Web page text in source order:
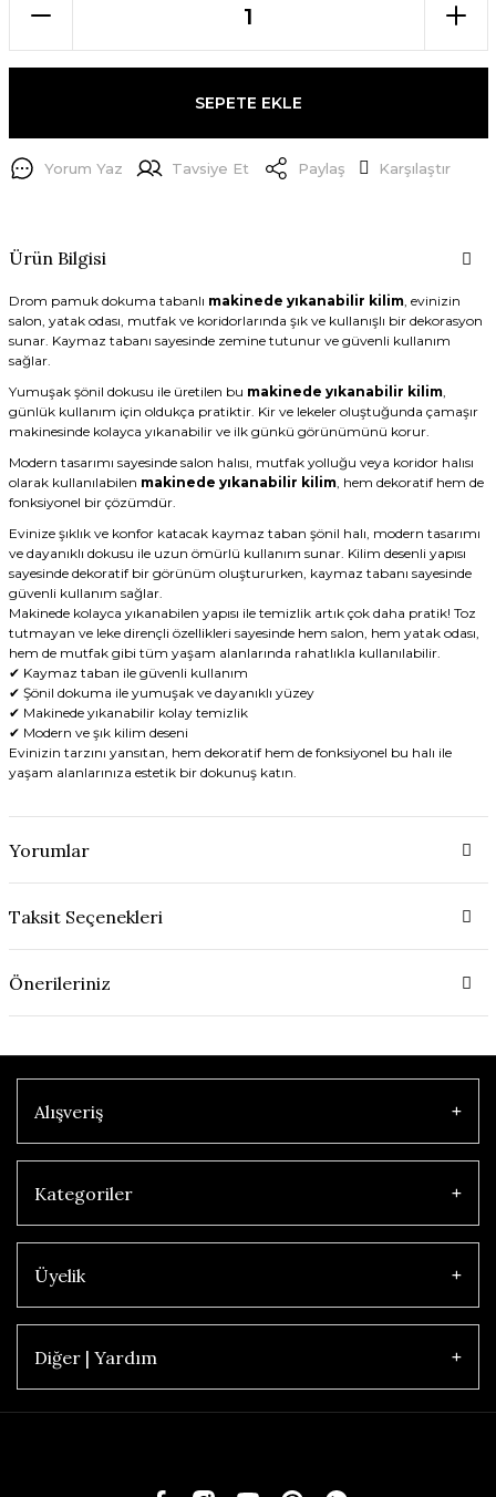
SEPETE EKLE
Yorum Yaz Tavsiye Et Paylaş Karşılaştır
Ürün Bilgisi
Drom pamuk dokuma tabanlı makinede yıkanabilir kilim, evinizin
salon, yatak odası, mutfak ve koridorlarında şık ve kullanışlı bir dekorasyon
sunar. Kaymaz tabanı sayesinde zemine tutunur ve güvenli kullanım
sağlar.
Yumuşak şönil dokusu ile üretilen bu makinede yıkanabilir kilim,
günlük kullanım için oldukça pratiktir. Kir ve lekeler oluştuğunda çamaşır
makinesinde kolayca yıkanabilir ve ilk günkü görünümünü korur.
Modern tasarımı sayesinde salon halısı, mutfak yolluğu veya koridor halısı
olarak kullanılabilen makinede yıkanabilir kilim, hem dekoratif hem de
fonksiyonel bir çözümdür.
Evinize şıklık ve konfor katacak kaymaz taban şönil halı, modern tasarımı
ve dayanıklı dokusu ile uzun ömürlü kullanım sunar. Kilim desenli yapısı
sayesinde dekoratif bir görünüm oluştururken, kaymaz tabanı sayesinde
güvenli kullanım sağlar.
Makinede kolayca yıkanabilen yapısı ile temizlik artık çok daha pratik! Toz
tutmayan ve leke dirençli özellikleri sayesinde hem salon, hem yatak odası,
hem de mutfak gibi tüm yaşam alanlarında rahatlıkla kullanılabilir.
✔ Kaymaz taban ile güvenli kullanım
✔ Şönil dokuma ile yumuşak ve dayanıklı yüzey
✔ Makinede yıkanabilir kolay temizlik
✔ Modern ve şık kilim deseni
Evinizin tarzını yansıtan, hem dekoratif hem de fonksiyonel bu halı ile
yaşam alanlarınıza estetik bir dokunuş katın.
Yorumlar
Taksit Seçenekleri
Önerileriniz
Alışveriş
Kategoriler
Üyelik
Diğer | Yardım